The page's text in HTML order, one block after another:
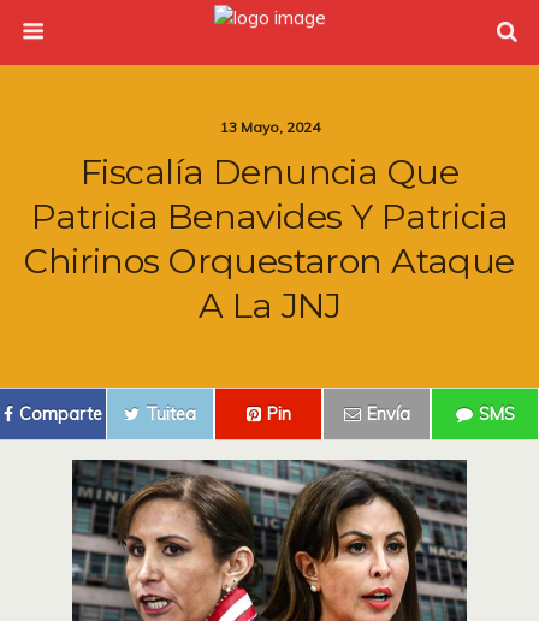
13 Mayo, 2024
Fiscalía Denuncia Que
Patricia Benavides Y Patricia
Chirinos Orquestaron Ataque
A La JNJ
Comparte Tuitea Pin Envía SMS